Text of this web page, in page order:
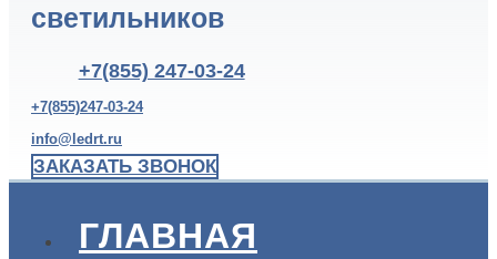
светильников
+7(855) 247-03-24
+7(855)247-03-24
info@ledrt.ru
ЗАКАЗАТЬ ЗВОНОК
ГЛАВНАЯ